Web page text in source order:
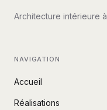
Architecture intérieure
NAVIGATION
Accueil
Réalisations